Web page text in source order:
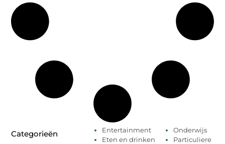
Categorieën
Entertainment
Eten en drinken
Onderwijs
Particuliere